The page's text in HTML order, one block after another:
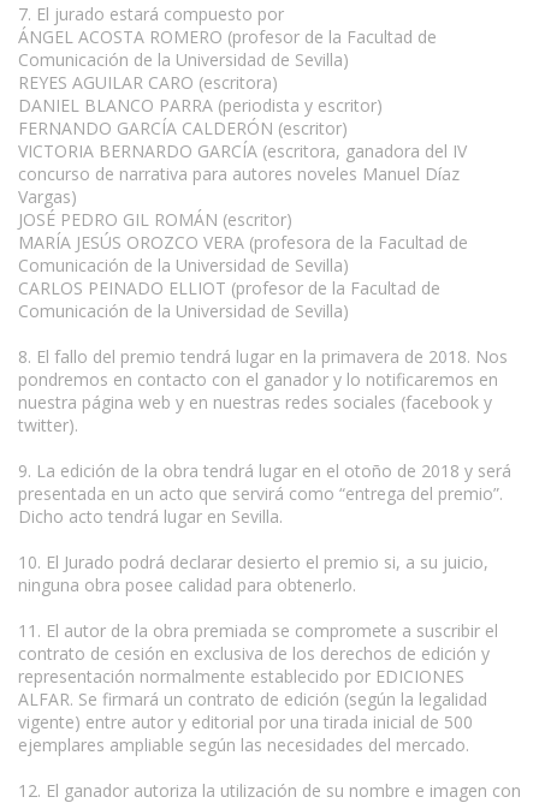
7. El jurado estará compuesto por
ÁNGEL ACOSTA ROMERO (profesor de la Facultad de
Comunicación de la Universidad de Sevilla)
REYES AGUILAR CARO (escritora)
DANIEL BLANCO PARRA (periodista y escritor)
FERNANDO GARCÍA CALDERÓN (escritor)
VICTORIA BERNARDO GARCÍA (escritora, ganadora del IV
concurso de narrativa para autores noveles Manuel Díaz
Vargas)
JOSÉ PEDRO GIL ROMÁN (escritor)
MARÍA JESÚS OROZCO VERA (profesora de la Facultad de
Comunicación de la Universidad de Sevilla)
CARLOS PEINADO ELLIOT (profesor de la Facultad de
Comunicación de la Universidad de Sevilla)
8. El fallo del premio tendrá lugar en la primavera de 2018. Nos
pondremos en contacto con el ganador y lo notificaremos en
nuestra página web y en nuestras redes sociales (facebook y
twitter).
9. La edición de la obra tendrá lugar en el otoño de 2018 y será
presentada en un acto que servirá como “entrega del premio”.
Dicho acto tendrá lugar en Sevilla.
10. El Jurado podrá declarar desierto el premio si, a su juicio,
ninguna obra posee calidad para obtenerlo.
11. El autor de la obra premiada se compromete a suscribir el
contrato de cesión en exclusiva de los derechos de edición y
representación normalmente establecido por EDICIONES
ALFAR. Se firmará un contrato de edición (según la legalidad
vigente) entre autor y editorial por una tirada inicial de 500
ejemplares ampliable según las necesidades del mercado.
12. El ganador autoriza la utilización de su nombre e imagen con